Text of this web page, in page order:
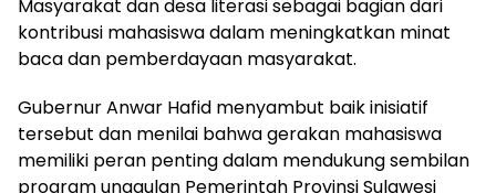
Masyarakat dan desa literasi sebagai bagian dari
kontribusi mahasiswa dalam meningkatkan minat
baca dan pemberdayaan masyarakat.
Gubernur Anwar Hafid menyambut baik inisiatif
tersebut dan menilai bahwa gerakan mahasiswa
memiliki peran penting dalam mendukung sembilan
program unggulan Pemerintah Provinsi Sulawesi